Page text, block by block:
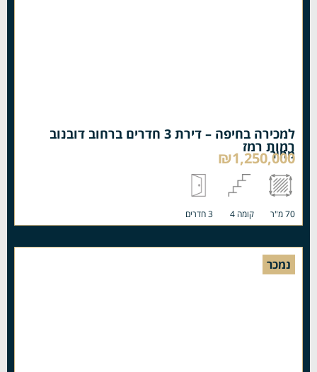
למכירה בחיפה – דירת 3 חדרים ברחוב דובנוב
רמות רמז
מחיר
₪1,250,000
70 מ"ר קומה 4 3 חדרים
נמכר